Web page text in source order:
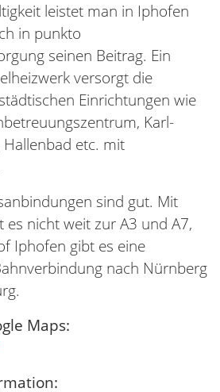
leistet man in Iphofen
in punkto
seinen Beitrag. Ein
versorgt die
Einrichtungen wie
Karl-
Hallenbad etc. mit
sind gut. Mit
es nicht weit zur A3 und A7,
Iphofen gibt es eine
nach Nürnberg
Maps: